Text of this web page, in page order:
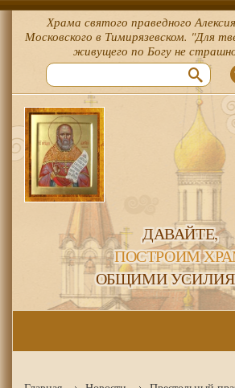
Храма святого праведного
Московского в Тимирязевском. "Для
живущего по Богу не
ДАВАЙТЕ,
ПОСТРОИМ
ОБЩИМИ